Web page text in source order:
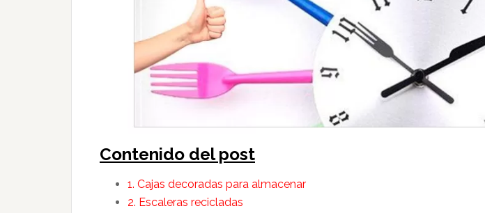
Contenido del post
1. Cajas decoradas para almacenar
2. Escaleras recicladas